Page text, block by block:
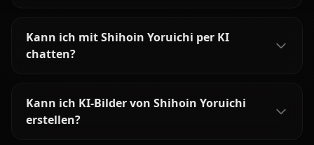
Kann ich mit Shihoin Yoruichi per KI
chatten?
Kann ich KI-Bilder von Shihoin Yoruichi
erstellen?